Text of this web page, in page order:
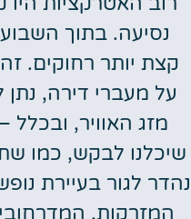
נסיעה. בתוך
קצת יותר רחוקים.
על מעברי דירה, נתן
מזג האוויר, ובכלל
שיכלנו לבקש, כמו
נהדר לגור בעיירת
המזרקות,